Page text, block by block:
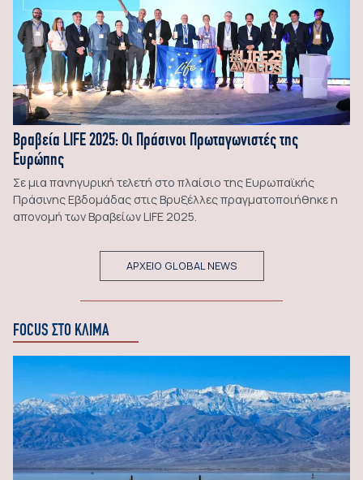
Βραβεία LIFE 2025: Οι Πράσινοι Πρωταγωνιστές της
Ευρώπης
Σε μια πανηγυρική τελετή στο πλαίσιο της Ευρωπαϊκής
Πράσινης Εβδομάδας στις Βρυξέλλες πραγματοποιήθηκε η
απονομή των Βραβείων LIFE 2025.
ΑΡΧΕΙΟ GLOBAL NEWS
FOCUS ΣΤΟ ΚΛΙΜΑ